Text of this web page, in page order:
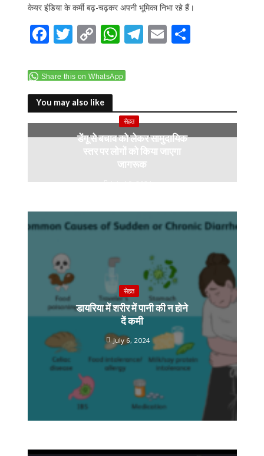
केयर इंडिया के कर्मी बढ़-चढ़कर अपनी भूमिका निभा रहे हैं।
F
e
b
o
o
T
itt
er
C
p
y
Li
n
k
W
at
A
p
p
T
a
m
E S
Share this on WhatsApp
You may also like
सेहत
डेंगू से बचाव को लेकर सामुदायिक
स्तर पर लोगों को किया जाएगा
जागरूक
July 10, 2024
सेहत
डायरिया में शरीर में पानी की न होने
दें कमी
July 6, 2024